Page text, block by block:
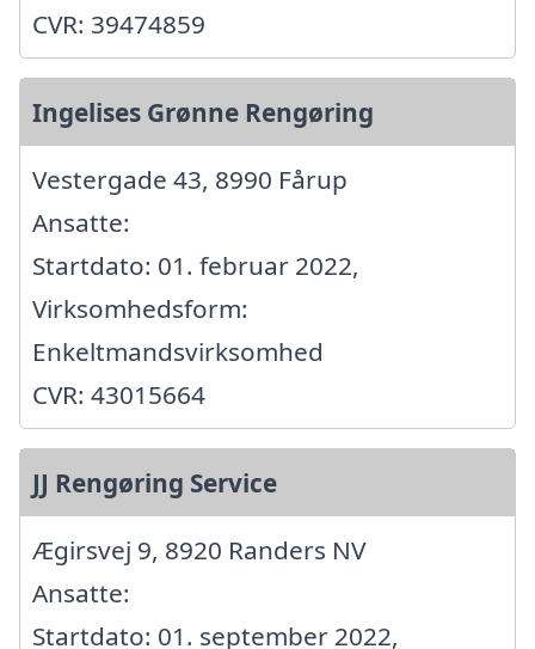
CVR: 39474859
Ingelises Grønne Rengøring
Vestergade 43, 8990 Fårup
Ansatte:
Startdato: 01. februar 2022,
Virksomhedsform:
Enkeltmandsvirksomhed
CVR: 43015664
JJ Rengøring Service
Ægirsvej 9, 8920 Randers NV
Ansatte:
Startdato: 01. september 2022,